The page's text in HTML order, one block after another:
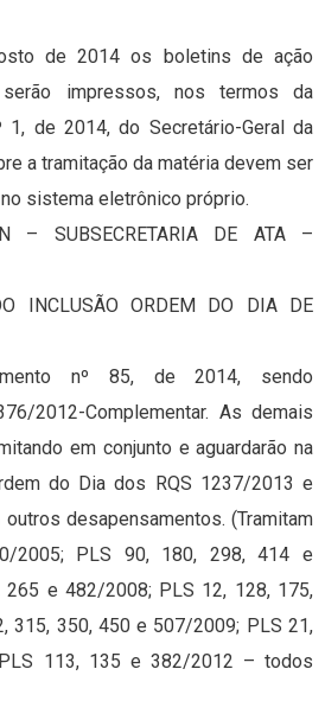
de 2014 os boletins de ação
impressos, nos termos da
1, de 2014, do Secretário-Geral da
a tramitação da matéria devem ser
sistema eletrônico próprio.
– SUBSECRETARIA DE ATA –
INCLUSÃO ORDEM DO DIA DE
nº 85, de 2014, sendo
2012-Complementar. As demais
em conjunto e aguardarão na
do Dia dos RQS 1237/2013 e
desapensamentos. (Tramitam
2005; PLS 90, 180, 298, 414 e
e 482/2008; PLS 12, 128, 175,
315, 350, 450 e 507/2009; PLS 21,
113, 135 e 382/2012 – todos